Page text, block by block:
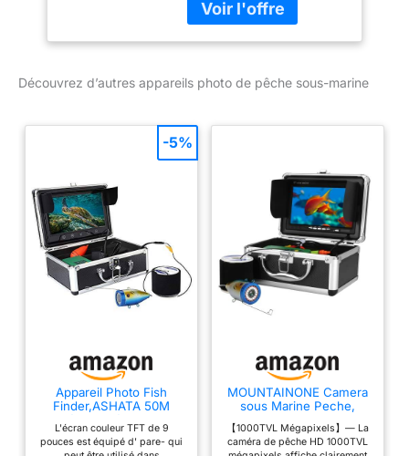
écran Couleur TFT
de 9 Pouces(EU)
LED haute intensité
alliage d'aluminium à
imperméable et offre une
vue étendue. Les
lumières à DEL peuvent
présenter 4 états
différents et la luminosité
peut être ajustée
linéairement pour
s'adapter à
l'environnement ambiant.
Le câble est résistant au
Découvrez d’autres appareils photo de pêche sous-marine
Appareil Photo Fish
Finder,ASHATA 50M
Marine HD 1000TVL
Appareil Photo de pêche
L'écran couleur TFT de 9
pouces est équipé d' pare- qui
-5%
MOUNTAINONE Camera
sous Marine Peche,
Moniteur 7 Pouces
Appareil Photo Fish
Finder 1000TVL Caméra
【1000TVL Mégapixels】— La
caméra de pêche HD 1000TVL